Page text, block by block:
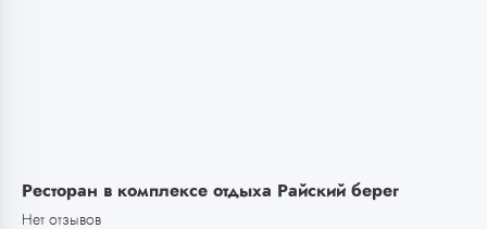
Ресторан в комплексе отдыха Райский берег
Нет отзывов